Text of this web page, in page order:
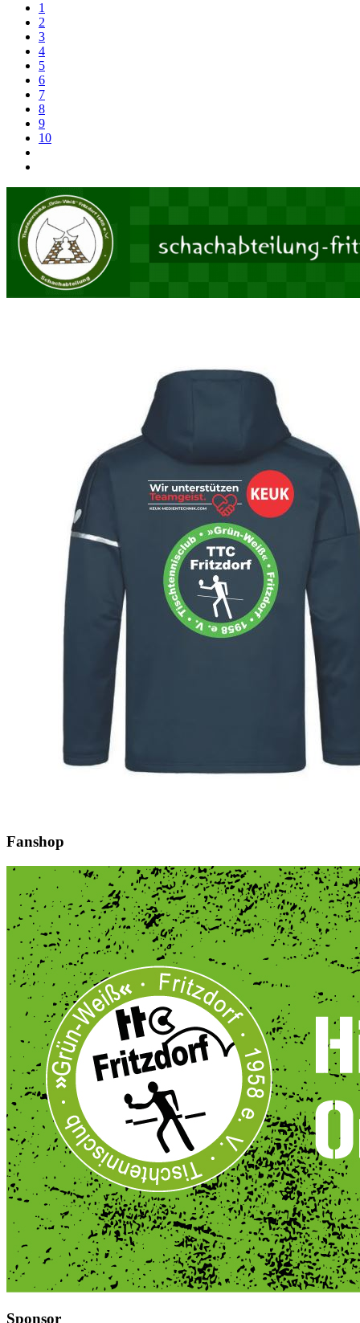
1
2
3
4
5
6
7
8
9
10
Fanshop
Sponsor